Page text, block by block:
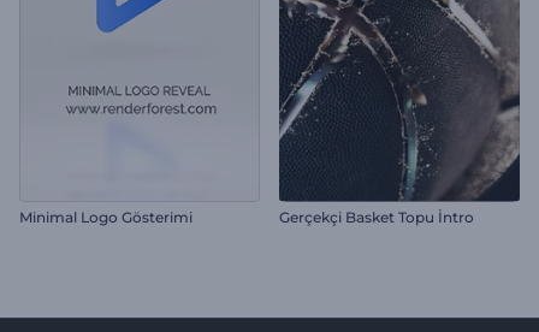
Minimal Logo Gösterimi Gerçekçi Basket Topu İntro